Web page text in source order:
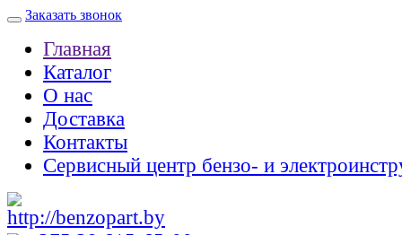
Заказать звонок
Главная
Каталог
О нас
Доставка
Контакты
Сервисный центр бензо- и